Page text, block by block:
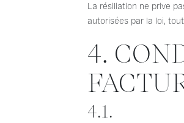
La résiliation ne prive
autorisées par la loi,
4.
4.1.